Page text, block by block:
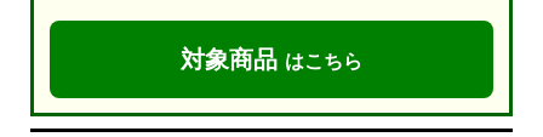
対象商品 はこちら